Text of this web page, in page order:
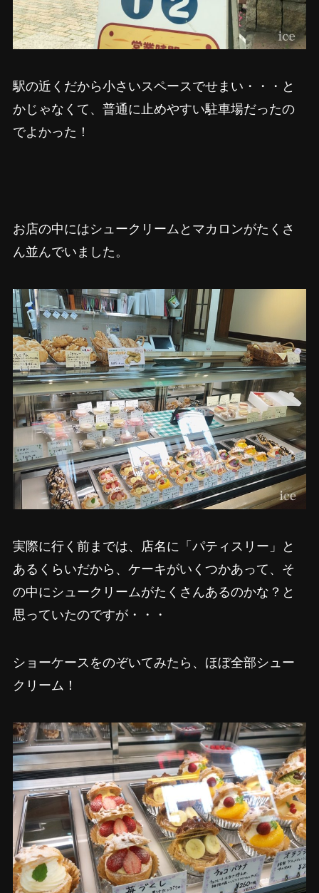
駅の近くだから小さいスペースでせまい・・・と
かじゃなくて、普通に止めやすい駐車場だったの
でよかった！
お店の中にはシュークリームとマカロンがたくさ
ん並んでいました。
実際に行く前までは、店名に「パティスリー」と
あるくらいだから、ケーキがいくつかあって、そ
の中にシュークリームがたくさんあるのかな？と
思っていたのですが・・・
ショーケースをのぞいてみたら、ほぼ全部シュー
クリーム！